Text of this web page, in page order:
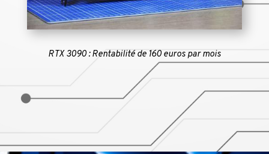
RTX 3090 : Rentabilité de 160 euros par mois